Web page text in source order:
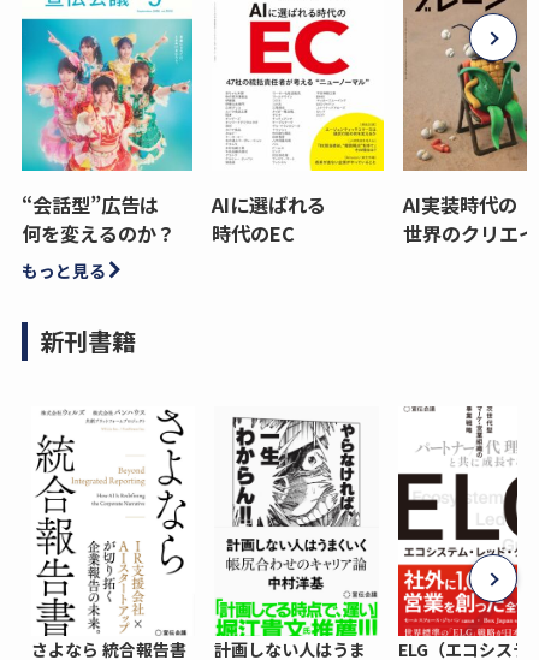
“会話型”広告は
何を変えるのか？
AIに選ばれる
時代のEC
AI実装時代の
世界のクリエ
もっと見る
新刊書籍
さよなら 統合報告書
計画しない人はうま
ELG（エコシステ